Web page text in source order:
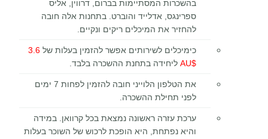
בהשכרות המסתיימות בברום, דרווין, אליס
ספרינגס, אדלייד והוברט. בתחנות אלה חובה
להחזיר את המיכלים ריקים ונקיים.
כימיכלים לשירותים אפשר להזמין בעלות של 3.6
$AU
ליחידה בתחנת ההשכרה בלבד.
את הטלפון הלוייני חובה להזמין לפחות 7 ימים
לפני תחילת ההשכרה.
ערכת עזרה ראשונה נמצאת בכל קרוואן. במידה
והיא נפתחת, היא הופכת לרכוש של השוכר בעלות